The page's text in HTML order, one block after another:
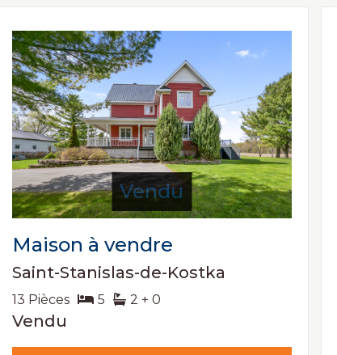
Vendu
Maison à vendre
Saint-Stanislas-de-Kostka
13 Pièces 5 2 + 0
Vendu